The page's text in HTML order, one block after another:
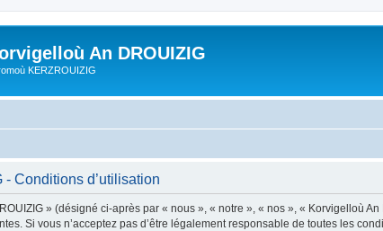
An DROUIZIG
KERZROUIZIG
Conditions d’utilisation
» (désigné ci-après par « nous », « notre », « nos », « Korvigelloù
Si vous n’acceptez pas d’être légalement responsable de toutes les